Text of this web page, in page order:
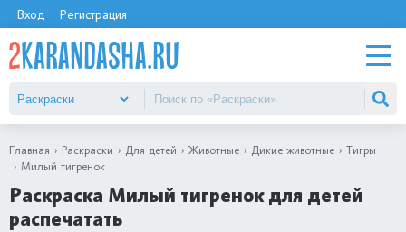
Вход Регистрация
Главная Раскраски Для детей Животные Дикие животные
Тигры
Милый тигренок
Раскраска Милый тигренок для детей
распечатать